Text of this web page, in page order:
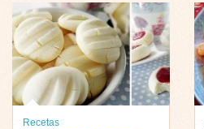
Recetas